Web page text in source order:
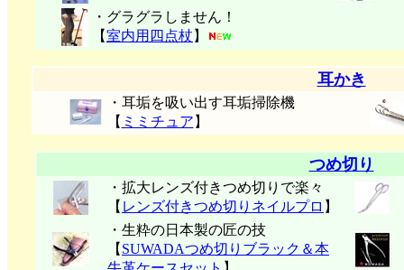
・グラグラしません！
【室内用四点杖 】
耳かき
・耳垢を吸い出す耳垢掃除機
【 ミミチュア 】
つめ切り
・拡大レンズ付きつめ切りで楽々
【 レンズ付きつめ切りネイルプロ 】
・生粋の日本製の匠の技
【 SUWADAつめ切りブラック＆本